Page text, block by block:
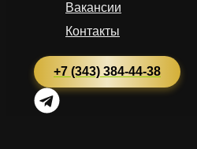
Вакансии
Контакты
+7 (343) 384-44-38